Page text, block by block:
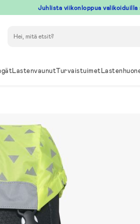
Juhlista viikonloppua
LastenvaunutTurvaistuimet